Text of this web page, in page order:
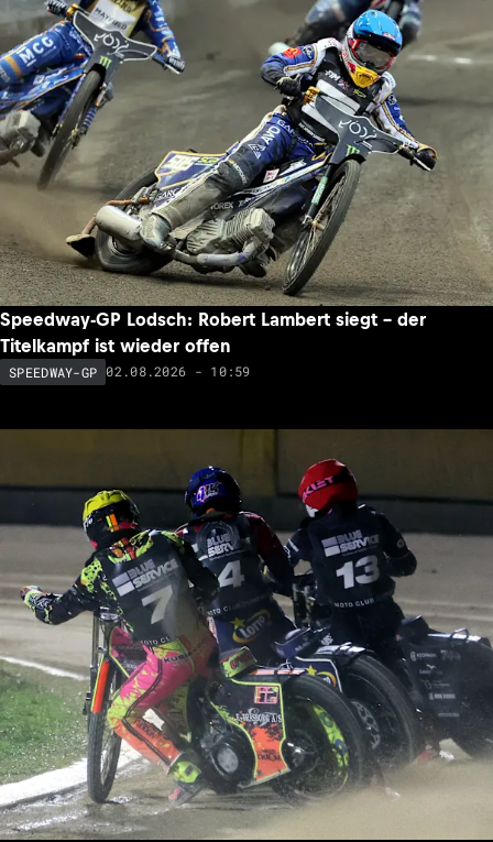
Speedway-GP Lodsch: Robert Lambert siegt – der
Titelkampf ist wieder offen
SPEEDWAY-GP 02.08.2026 - 10:59